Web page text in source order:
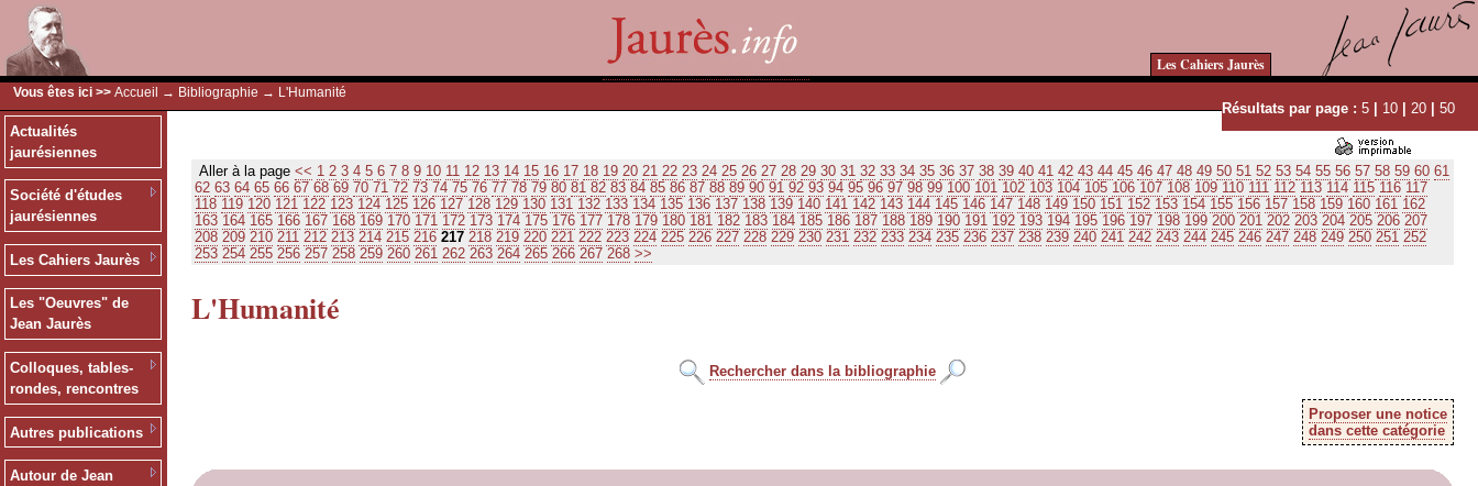
Les Cahiers Jaurès
Vous êtes ici >> Accueil → Bibliographie → L'Humanité
Résultats par page : 5 | 10 | 20 | 50
Actualités
jaurésiennes
Société d'études
jaurésiennes
Les Cahiers Jaurès
Les "Oeuvres" de
Jean Jaurès
Colloques, tables-
rondes, rencontres
Autres publications
Autour de Jean
Aller à la page << 1 2 3 4 5 6 7 8 9 10 11 12 13 14 15 16 17 18 19 20 21 22 23 24 25 26 27 28 29 30 31 32 33 34 35 36 37 38 39 40 41 42 43 44 45 46 47 48 49 50 51 52 53 54 55 56 57 58 59 60 61
62 63 64 65 66 67 68 69 70 71 72 73 74 75 76 77 78 79 80 81 82 83 84 85 86 87 88 89 90 91 92 93 94 95 96 97 98 99 100 101 102 103 104 105 106 107 108 109 110 111 112 113 114 115 116 117
118 119 120 121 122 123 124 125 126 127 128 129 130 131 132 133 134 135 136 137 138 139 140 141 142 143 144 145 146 147 148 149 150 151 152 153 154 155 156 157 158 159 160 161 162
163 164 165 166 167 168 169 170 171 172 173 174 175 176 177 178 179 180 181 182 183 184 185 186 187 188 189 190 191 192 193 194 195 196 197 198 199 200 201 202 203 204 205 206 207
208 209 210 211 212 213 214 215 216 217 218 219 220 221 222 223 224 225 226 227 228 229 230 231 232 233 234 235 236 237 238 239 240 241 242 243 244 245 246 247 248 249 250 251 252
253 254 255 256 257 258 259 260 261 262 263 264 265 266 267 268 >>
L'Humanité
Rechercher dans la bibliographie
Proposer une notice
dans cette catégorie